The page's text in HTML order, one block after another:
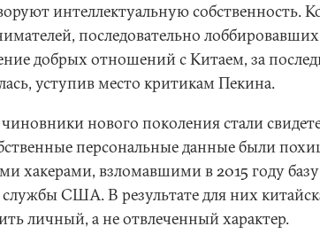
интеллектуальную собственность.
последовательно лоббировавших
добрых отношений с Китаем, за
уступив место критикам Пекина.
нового поколения стали
персональные данные были
хакерами, взломавшими в 2015 году
США. В результате для них
личный, а не отвлеченный характер.